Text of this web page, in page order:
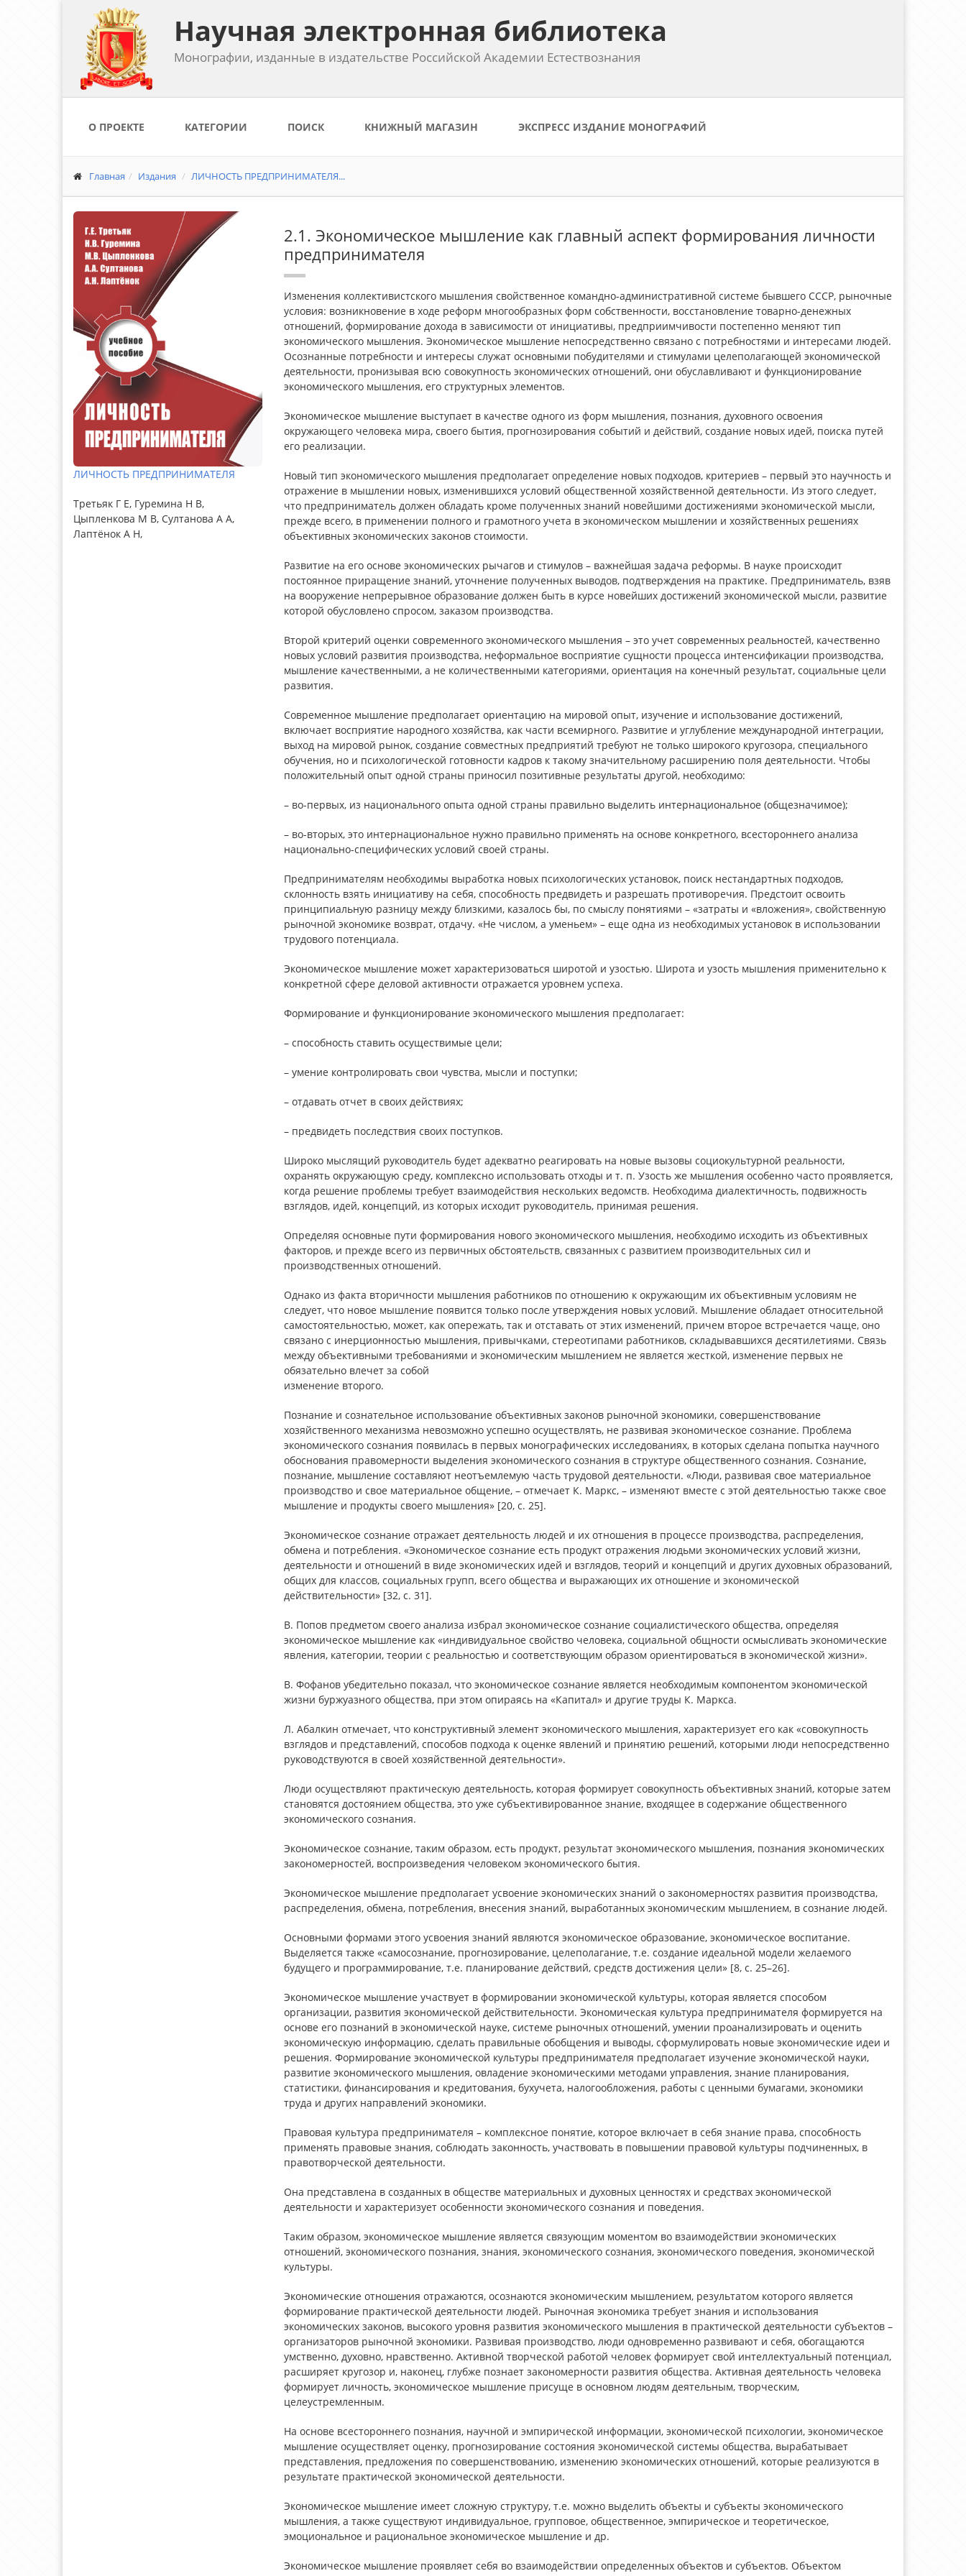
Научная электронная библиотека
Монографии, изданные в издательстве Российской Академии Естествознания
О ПРОЕКТЕ КАТЕГОРИИ ПОИСК КНИЖНЫЙ МАГАЗИН ЭКСПРЕСС ИЗДАНИЕ МОНОГРАФИЙ
Главная Издания ЛИЧНОСТЬ ПРЕДПРИНИМАТЕЛЯ...
ЛИЧНОСТЬ ПРЕДПРИНИМАТЕЛЯ
Третьяк Г Е, Гуремина Н В,
Цыпленкова М В, Султанова А А,
Лаптёнок А Н,
2.1. Экономическое мышление как главный аспект формирования личности
предпринимателя
Изменения коллективистского мышления свойственное командно-административной системе бывшего СССР, рыночные
условия: возникновение в ходе реформ многообразных форм собственности, восстановление товарно-денежных
отношений, формирование дохода в зависимости от инициативы, предприимчивости постепенно меняют тип
экономического мышления. Экономическое мышление непосредственно связано с потребностями и интересами людей.
Осознанные потребности и интересы служат основными побудителями и стимулами целеполагающей экономической
деятельности, пронизывая всю совокупность экономических отношений, они обуславливают и функционирование
экономического мышления, его структурных элементов.
Экономическое мышление выступает в качестве одного из форм мышления, познания, духовного освоения
окружающего человека мира, своего бытия, прогнозирования событий и действий, создание новых идей, поиска путей
его реализации.
Новый тип экономического мышления предполагает определение новых подходов, критериев – первый это научность и
отражение в мышлении новых, изменившихся условий общественной хозяйственной деятельности. Из этого следует,
что предприниматель должен обладать кроме полученных знаний новейшими достижениями экономической мысли,
прежде всего, в применении полного и грамотного учета в экономическом мышлении и хозяйственных решениях
объективных экономических законов стоимости.
Развитие на его основе экономических рычагов и стимулов – важнейшая задача реформы. В науке происходит
постоянное приращение знаний, уточнение полученных выводов, подтверждения на практике. Предприниматель, взяв
на вооружение непрерывное образование должен быть в курсе новейших достижений экономической мысли, развитие
которой обусловлено спросом, заказом производства.
Второй критерий оценки современного экономического мышления – это учет современных реальностей, качественно
новых условий развития производства, неформальное восприятие сущности процесса интенсификации производства,
мышление качественными, а не количественными категориями, ориентация на конечный результат, социальные цели
развития.
Современное мышление предполагает ориентацию на мировой опыт, изучение и использование достижений,
включает восприятие народного хозяйства, как части всемирного. Развитие и углубление международной интеграции,
выход на мировой рынок, создание совместных предприятий требуют не только широкого кругозора, специального
обучения, но и психологической готовности кадров к такому значительному расширению поля деятельности. Чтобы
положительный опыт одной страны приносил позитивные результаты другой, необходимо:
– во-первых, из национального опыта одной страны правильно выделить интернациональное (общезначимое);
– во-вторых, это интернациональное нужно правильно применять на основе конкретного, всестороннего анализа
национально-специфических условий своей страны.
Предпринимателям необходимы выработка новых психологических установок, поиск нестандартных подходов,
склонность взять инициативу на себя, способность предвидеть и разрешать противоречия. Предстоит освоить
принципиальную разницу между близкими, казалось бы, по смыслу понятиями – «затраты и «вложения», свойственную
рыночной экономике возврат, отдачу. «Не числом, а уменьем» – еще одна из необходимых установок в использовании
трудового потенциала.
Экономическое мышление может характеризоваться широтой и узостью. Широта и узость мышления применительно к
конкретной сфере деловой активности отражается уровнем успеха.
Формирование и функционирование экономического мышления предполагает:
– способность ставить осуществимые цели;
– умение контролировать свои чувства, мысли и поступки;
– отдавать отчет в своих действиях;
– предвидеть последствия своих поступков.
Широко мыслящий руководитель будет адекватно реагировать на новые вызовы социокультурной реальности,
охранять окружающую среду, комплексно использовать отходы и т. п. Узость же мышления особенно часто проявляется,
когда решение проблемы требует взаимодействия нескольких ведомств. Необходима диалектичность, подвижность
взглядов, идей, концепций, из которых исходит руководитель, принимая решения.
Определяя основные пути формирования нового экономического мышления, необходимо исходить из объективных
факторов, и прежде всего из первичных обстоятельств, связанных с развитием производительных сил и
производственных отношений.
Однако из факта вторичности мышления работников по отношению к окружающим их объективным условиям не
следует, что новое мышление появится только после утверждения новых условий. Мышление обладает относительной
самостоятельностью, может, как опережать, так и отставать от этих изменений, причем второе встречается чаще, оно
связано с инерционностью мышления, привычками, стереотипами работников, складывавшихся десятилетиями. Связь
между объективными требованиями и экономическим мышлением не является жесткой, изменение первых не
обязательно влечет за собой
изменение второго.
Познание и сознательное использование объективных законов рыночной экономики, совершенствование
хозяйственного механизма невозможно успешно осуществлять, не развивая экономическое сознание. Проблема
экономического сознания появилась в первых монографических исследованиях, в которых сделана попытка научного
обоснования правомерности выделения экономического сознания в структуре общественного сознания. Сознание,
познание, мышление составляют неотъемлемую часть трудовой деятельности. «Люди, развивая свое материальное
производство и свое материальное общение, – отмечает К. Маркс, – изменяют вместе с этой деятельностью также свое
мышление и продукты своего мышления» [20, с. 25].
Экономическое сознание отражает деятельность людей и их отношения в процессе производства, распределения,
обмена и потребления. «Экономическое сознание есть продукт отражения людьми экономических условий жизни,
деятельности и отношений в виде экономических идей и взглядов, теорий и концепций и других духовных образований,
общих для классов, социальных групп, всего общества и выражающих их отношение и экономической
действительности» [32, с. 31].
В. Попов предметом своего анализа избрал экономическое сознание социалистического общества, определяя
экономическое мышление как «индивидуальное свойство человека, социальной общности осмысливать экономические
явления, категории, теории с реальностью и соответствующим образом ориентироваться в экономической жизни».
В. Фофанов убедительно показал, что экономическое сознание является необходимым компонентом экономической
жизни буржуазного общества, при этом опираясь на «Капитал» и другие труды К. Маркса.
Л. Абалкин отмечает, что конструктивный элемент экономического мышления, характеризует его как «совокупность
взглядов и представлений, способов подхода к оценке явлений и принятию решений, которыми люди непосредственно
руководствуются в своей хозяйственной деятельности».
Люди осуществляют практическую деятельность, которая формирует совокупность объективных знаний, которые затем
становятся достоянием общества, это уже субъективированное знание, входящее в содержание общественного
экономического сознания.
Экономическое сознание, таким образом, есть продукт, результат экономического мышления, познания экономических
закономерностей, воспроизведения человеком экономического бытия.
Экономическое мышление предполагает усвоение экономических знаний о закономерностях развития производства,
распределения, обмена, потребления, внесения знаний, выработанных экономическим мышлением, в сознание людей.
Основными формами этого усвоения знаний являются экономическое образование, экономическое воспитание.
Выделяется также «самосознание, прогнозирование, целеполагание, т.е. создание идеальной модели желаемого
будущего и программирование, т.е. планирование действий, средств достижения цели» [8, с. 25–26].
Экономическое мышление участвует в формировании экономической культуры, которая является способом
организации, развития экономической действительности. Экономическая культура предпринимателя формируется на
основе его познаний в экономической науке, системе рыночных отношений, умении проанализировать и оценить
экономическую информацию, сделать правильные обобщения и выводы, сформулировать новые экономические идеи и
решения. Формирование экономической культуры предпринимателя предполагает изучение экономической науки,
развитие экономического мышления, овладение экономическими методами управления, знание планирования,
статистики, финансирования и кредитования, бухучета, налогообложения, работы с ценными бумагами, экономики
труда и других направлений экономики.
Правовая культура предпринимателя – комплексное понятие, которое включает в себя знание права, способность
применять правовые знания, соблюдать законность, участвовать в повышении правовой культуры подчиненных, в
правотворческой деятельности.
Она представлена в созданных в обществе материальных и духовных ценностях и средствах экономической
деятельности и характеризует особенности экономического сознания и поведения.
Таким образом, экономическое мышление является связующим моментом во взаимодействии экономических
отношений, экономического познания, знания, экономического сознания, экономического поведения, экономической
культуры.
Экономические отношения отражаются, осознаются экономическим мышлением, результатом которого является
формирование практической деятельности людей. Рыночная экономика требует знания и использования
экономических законов, высокого уровня развития экономического мышления в практической деятельности субъектов –
организаторов рыночной экономики. Развивая производство, люди одновременно развивают и себя, обогащаются
умственно, духовно, нравственно. Активной творческой работой человек формирует свой интеллектуальный потенциал,
расширяет кругозор и, наконец, глубже познает закономерности развития общества. Активная деятельность человека
формирует личность, экономическое мышление присуще в основном людям деятельным, творческим,
целеустремленным.
На основе всестороннего познания, научной и эмпирической информации, экономической психологии, экономическое
мышление осуществляет оценку, прогнозирование состояния экономической системы общества, вырабатывает
представления, предложения по совершенствованию, изменению экономических отношений, которые реализуются в
результате практической экономической деятельности.
Экономическое мышление имеет сложную структуру, т.е. можно выделить объекты и субъекты экономического
мышления, а также существуют индивидуальное, групповое, общественное, эмпирическое и теоретическое,
эмоциональное и рациональное экономическое мышление и др.
Экономическое мышление проявляет себя во взаимодействии определенных объектов и субъектов. Объектом